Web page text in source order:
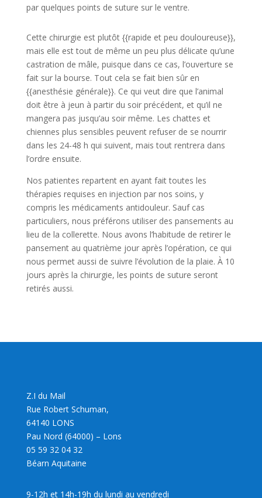
par quelques points de suture sur le ventre.
Cette chirurgie est plutôt {{rapide et peu douloureuse}},
mais elle est tout de même un peu plus délicate qu’une
castration de mâle, puisque dans ce cas, l’ouverture se
fait sur la bourse. Tout cela se fait bien sûr en
{{anesthésie générale}}. Ce qui veut dire que l’animal
doit être à jeun à partir du soir précédent, et qu’il ne
mangera pas jusqu’au soir même. Les chattes et
chiennes plus sensibles peuvent refuser de se nourrir
dans les 24-48 h qui suivent, mais tout rentrera dans
l’ordre ensuite.
Nos patientes repartent en ayant fait toutes les
thérapies requises en injection par nos soins, y
compris les médicaments antidouleur. Sauf cas
particuliers, nous préférons utiliser des pansements au
lieu de la collerette. Nous avons l’habitude de retirer le
pansement au quatrième jour après l’opération, ce qui
nous permet aussi de suivre l’évolution de la plaie. À 10
jours après la chirurgie, les points de suture seront
retirés aussi.
Z.I du Mail
Rue Robert Schuman,
64140 LONS
Pau Nord (64000) – Lons
05 59 32 04 32
Béarn Aquitaine
9-12h et 14h-19h du lundi au vendredi